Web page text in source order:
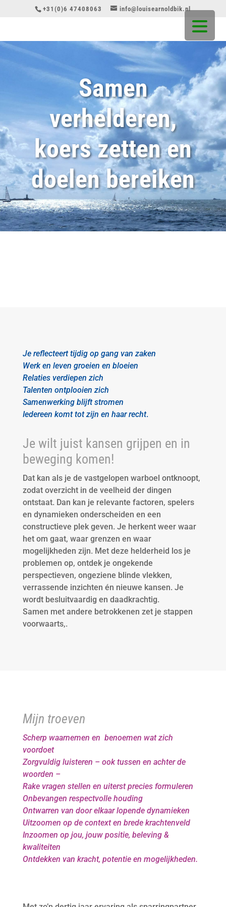
+31(0)6 47408063 info@louisearnoldbik.nl
Samen
verhelderen,
koers zetten en
doelen bereiken
Je reflecteert tijdig op gang van zaken
Werk en leven groeien en bloeien
Relatiesverdiepen zich
Talenten ontplooien zich
Samenwerking blijft stromen
Iedereen komttot zijn en haar recht.
Je wilt juist kansen grijpen en in
beweging komen!
Dat kan als je de vastgelopen warboel ontknoopt,
zodat overzicht in de veelheid der dingen
ontstaat. Dan kan je relevante factoren, spelers
en dynamieken onderscheiden en een
constructieve plek geven. Je herkent weer waar
het om gaat, waar grenzen en waar
mogelijkheden zijn. Met deze helderheid los je
problemen op, ontdek je ongekende
perspectieven, ongeziene blinde vlekken,
verrassende inzichten én nieuwe kansen. Je
wordt besluitvaardig en daadkrachtig.
Samen met andere betrokkenen zet je stappen
voorwaarts,.
Mijn troeven
Scherp waarnemen en benoemen wat zich
voordoet
Zorgvuldig luisteren – ook tussen en achter de
woorden –
Rake vragen stellen en uiterst precies formuleren
Onbevangen respectvolle houding
Ontwarren van door elkaar lopende dynamieken
Uitzoomen op de context en brede krachtenveld
Inzoomen op jou, jouw positie, beleving &
kwaliteiten
Ontdekken van kracht, potentie en mogelijkheden.